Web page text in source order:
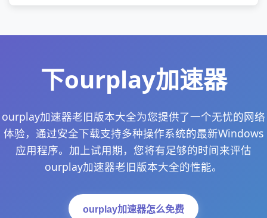
下ourplay加速器
ourplay加速器老旧版本大全为您提供了一个无忧的网络
体验，通过安全下载支持多种操作系统的最新Windows
应用程序。加上试用期，您将有足够的时间来评估
ourplay加速器老旧版本大全的性能。
ourplay加速器怎么免费